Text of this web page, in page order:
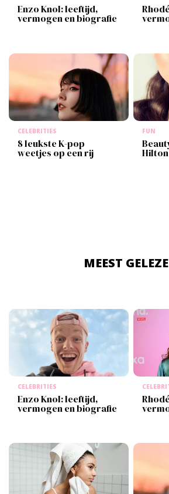
Enzo Knol: leeftijd,
vermogen en biografie
CELEBRITIES
8 leukste K-pop
weetjes op een rij
FUN
Hilton
MEEST
CELEBRITIES
Enzo Knol: leeftijd,
vermogen en biografie